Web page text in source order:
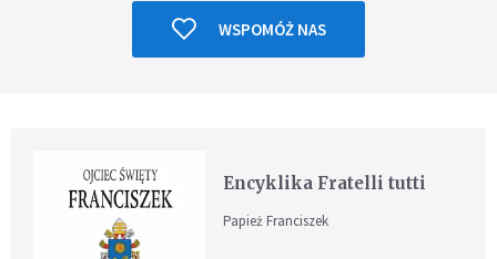
WSPOMÓŻ NAS
Encyklika Fratelli tutti
Papież Franciszek